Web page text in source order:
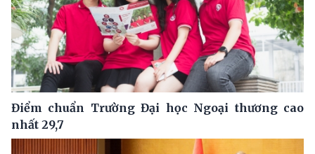
Điểm chuẩn Trường Đại học Ngoại thương cao
nhất 29,7